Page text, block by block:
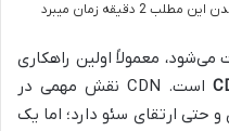
مطلب 2 دقیقه زمان میبرد
معمولاً اولین راهکاری
است. CDN نقش مهمی در
حتی ارتقای سئو دارد؛ اما یک